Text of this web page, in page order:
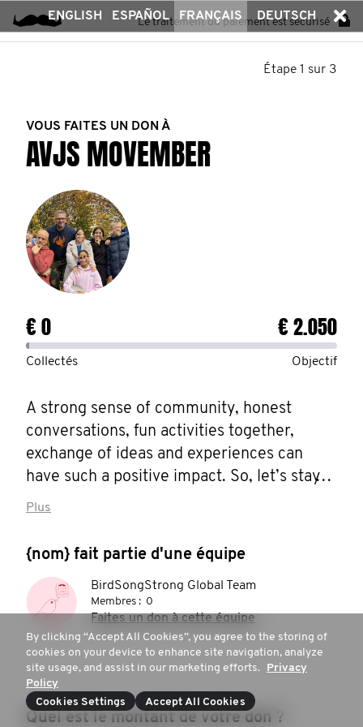
ENGLISH ESPAÑOL FRANÇAIS DEUTSCH
Le traitement du paiement est sécurisé
Étape 1 sur 3
VOUS FAITES UN DON À
AVJS MOVEMBER
€ 0 € 2.050
Collectés Objectif
A strong sense of community, honest
conversations, fun activities together,
exchange of ideas and experiences can
have such a positive impact. So, let’s stay
connected and enjoy this project!!!
Plus
{nom} fait partie d'une équipe
BirdSongStrong Global Team
Membres : 0
Faites un don à cette équipe
Quel est le montant de votre don ?
By clicking “Accept All Cookies”, you agree to the storing of
cookies on your device to enhance site navigation, analyze
site usage, and assist in our marketing efforts. Privacy
Policy
Cookies Settings
Accept All Cookies